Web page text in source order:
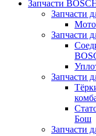
Запчасти
Запчасти
Запчасти
Запчасти
Бош
Запчасти